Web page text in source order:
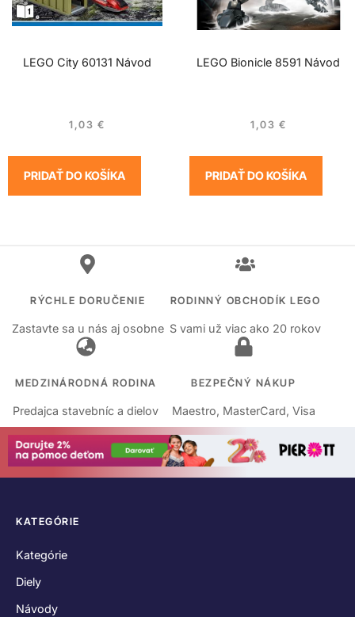
LEGO City 60131 Návod
1,03 €
PRIDAŤ DO KOŠÍKA
LEGO Bionicle 8591 Návod
1,03 €
PRIDAŤ DO KOŠÍKA
RÝCHLE DORUČENIE
Zastavte sa u nás aj osobne
RODINNÝ OBCHODÍK LEGO
S vami už viac ako 20 rokov
MEDZINÁRODNÁ RODINA
Predajca stavebníc a dielov
BEZPEČNÝ NÁKUP
Maestro, MasterCard, Visa
KATEGÓRIE
Kategórie
Diely
Návody